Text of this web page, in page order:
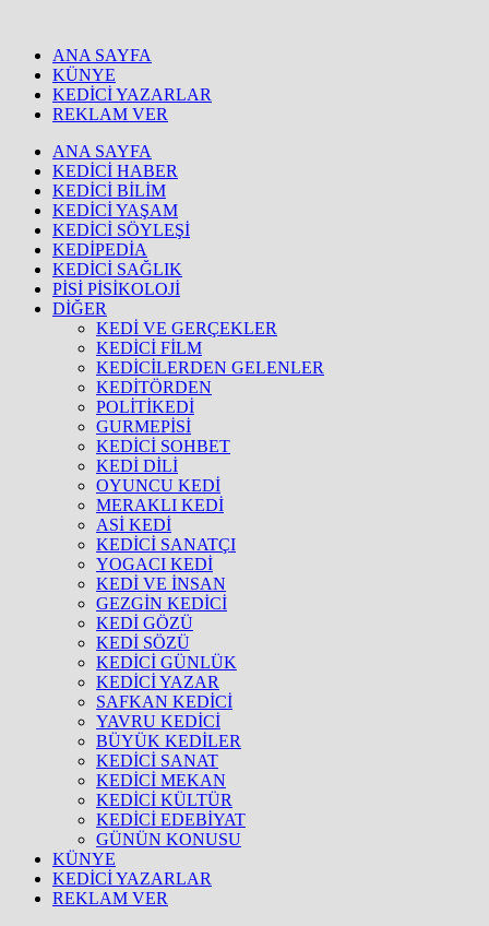
ANA SAYFA
KÜNYE
KEDİCİ YAZARLAR
REKLAM VER
ANA SAYFA
KEDİCİ HABER
KEDİCİ BİLİM
KEDİCİ YAŞAM
KEDİCİ SÖYLEŞİ
KEDİPEDİA
KEDİCİ SAĞLIK
PİSİ PİSİKOLOJİ
DİĞER
KEDİ VE GERÇEKLER
KEDİCİ FİLM
KEDİCİLERDEN GELENLER
KEDİTÖRDEN
POLİTİKEDİ
GURMEPİSİ
KEDİCİ SOHBET
KEDİ DİLİ
OYUNCU KEDİ
MERAKLI KEDİ
ASİ KEDİ
KEDİCİ SANATÇI
YOGACI KEDİ
KEDİ VE İNSAN
GEZGİN KEDİCİ
KEDİ GÖZÜ
KEDİ SÖZÜ
KEDİCİ GÜNLÜK
KEDİCİ YAZAR
SAFKAN KEDİCİ
YAVRU KEDİCİ
BÜYÜK KEDİLER
KEDİCİ SANAT
KEDİCİ MEKAN
KEDİCİ KÜLTÜR
KEDİCİ EDEBİYAT
GÜNÜN KONUSU
KÜNYE
KEDİCİ YAZARLAR
REKLAM VER